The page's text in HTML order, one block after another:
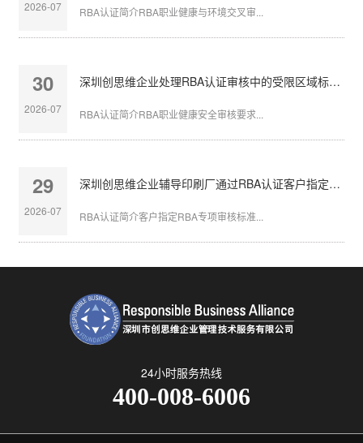
2026-07 RBA认证简介RBA职业健康与环境交叉审...
30
2026-07
深圳创思维企业处理RBA认证审核中的受限区域标识不清
RBA认证简介RBA职业健康安全审核要求...
29
2026-07
深圳创思维企业辅导印刷厂通过RBA认证客户指定审核
RBA认证简介客户指定RBA专项审核标准...
24小时服务热线
400-008-6006